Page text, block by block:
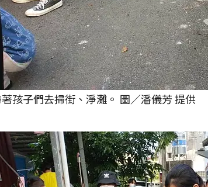
孩子們去掃街、淨灘。 圖／潘儀芳 提供